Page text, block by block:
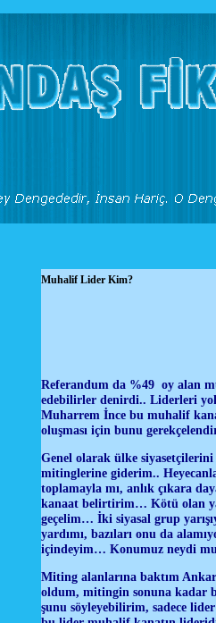
Muhalif Lider Kim?
Referandum da %49 oy alan
edebilirler denirdi.. Liderleri
Muharrem İnce bu muhalif
oluşması için bunu
Genel olarak ülke
mitinglerine giderim..
toplamayla mı, anlık çıkara
kanaat belirtirim… Kötü olan
geçelim… İki siyasal grup
yardımı, bazıları onu da
içindeyim… Konumuz neydi
Miting alanlarına baktım
oldum, mitingin sonuna kadar
şunu söyleyebilirim, sadece